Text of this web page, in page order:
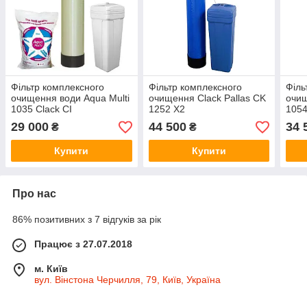
Фільтр комплексного
очищення води Aqua Multi
1035 Clack CI
29 000 ₴
Купити
Фільтр комплексного
очищення Clack Pallas CK
1252 X2
44 500₴
Купити
34
Про нас
86% позитивних з 7 відгуків за рік
Працює з 27.07.2018
м. Київ
вул. Вінстона Черчилля, 79, Київ, Україна